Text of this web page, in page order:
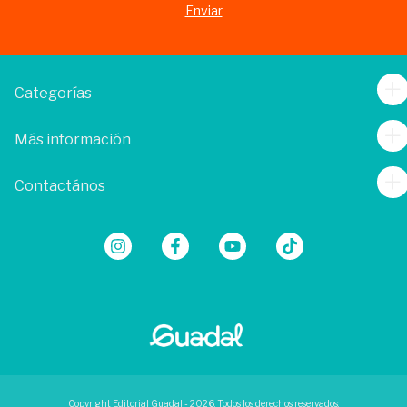
Categorías
Más información
Contactános
Copyright Editorial Guadal - 2026. Todos los derechos reservados.